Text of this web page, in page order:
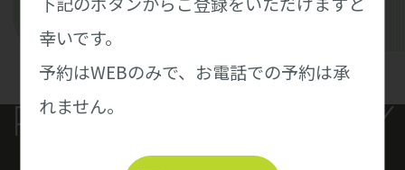
幸いです。
予約はWEBのみで、お電話での予約は承
れません。